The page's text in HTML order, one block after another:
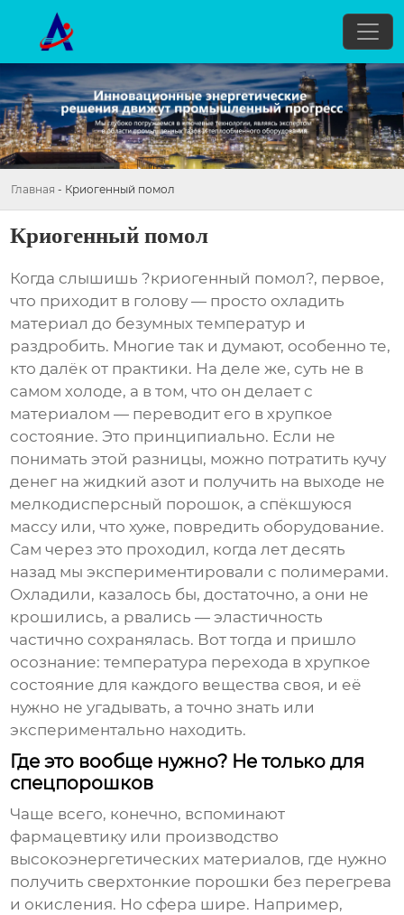
Главная - Криогенный помол
Криогенный помол
Когда слышишь ?криогенный помол?, первое,
что приходит в голову — просто охладить
материал до безумных температур и
раздробить. Многие так и думают, особенно те,
кто далёк от практики. На деле же, суть не в
самом холоде, а в том, что он делает с
материалом — переводит его в хрупкое
состояние. Это принципиально. Если не
понимать этой разницы, можно потратить кучу
денег на жидкий азот и получить на выходе не
мелкодисперсный порошок, а спёкшуюся
массу или, что хуже, повредить оборудование.
Сам через это проходил, когда лет десять
назад мы экспериментировали с полимерами.
Охладили, казалось бы, достаточно, а они не
крошились, а рвались — эластичность
частично сохранялась. Вот тогда и пришло
осознание: температура перехода в хрупкое
состояние для каждого вещества своя, и её
нужно не угадывать, а точно знать или
экспериментально находить.
Где это вообще нужно? Не только для
спецпорошков
Чаще всего, конечно, вспоминают
фармацевтику или производство
высокоэнергетических материалов, где нужно
получить сверхтонкие порошки без перегрева
и окисления. Но сфера шире. Например,